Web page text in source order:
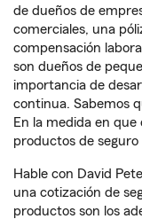
de dueños de
comerciales, una
compensación
son dueños de
importancia de
continua. Sabemos
En la medida en
productos de
Hable con David
una cotización de
productos son los